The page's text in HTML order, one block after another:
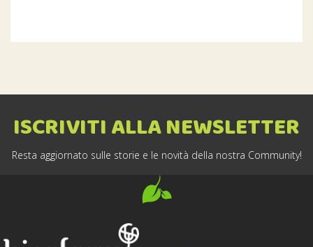
ISCRIVITI ALLA NEWSLETTER
Resta aggiornato sulle storie e le novità della nostra Community!